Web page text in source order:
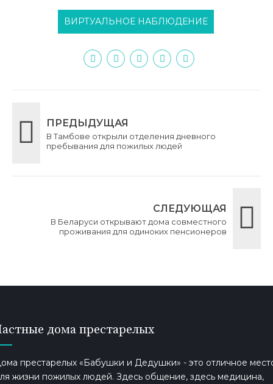
ВИРТУАЛЬНОЕ НАБЛЮДЕНИЕ
ПРЕДЫДУЩАЯ
В Тамбове открыли отделения дневного
пребывания для пожилых людей
СЛЕДУЮЩАЯ
В Беларуси открывают дома совместного
проживания для одиноких пенсионеров
дома престарелых
престарелых «Бабушки и Дедушки» - это отличное
жизни пожилых людей. Здесь общение, здесь медицина,